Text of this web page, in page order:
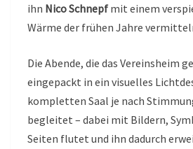
ihn Nico Schnepf mit einem
Wärme der frühen Jahre
Die Abende, die das Vereinsheim
eingepackt in ein visuelles
kompletten Saal je nach
begleitet – dabei mit Bildern,
Seiten flutet und ihn dadurch